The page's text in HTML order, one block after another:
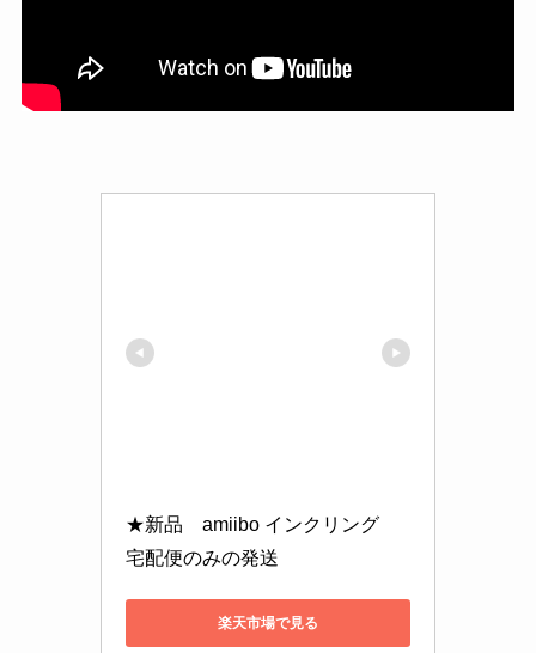
★新品　amiibo インクリング
宅配便のみの発送
楽天市場で見る